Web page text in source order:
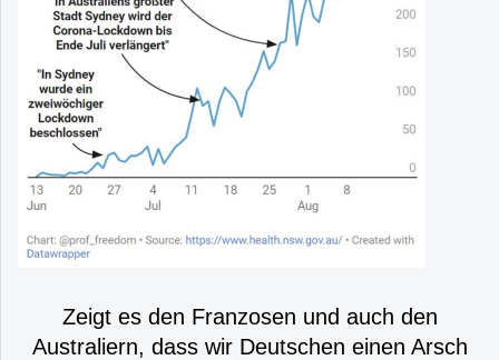
Zeigt es den Franzosen und auch den
Australiern, dass wir Deutschen einen Arsch